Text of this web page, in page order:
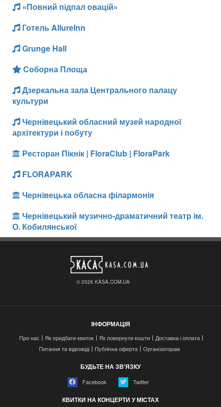
«Повний підпал овацій»
Готель AllureInn
Grunge Hall
Соборна Площа
Дзеркальна зала Центрального палацу
культури
Чернівецький обласний музей народної
архітектури і побуту
Ресторан Пікнік | FloraClub | FloraPark
FLORAPARK
Чернівецька обласна філармонія
Чернівецький музично-драматичний театр ім.
О. Кобилянської
© 2026 KASA.COM.UA
ІНФОРМАЦІЯ
Про нас Як придбати квиток Як повернути кошти
Доставка і оплата
Питання та відповіді
Публічна оферта Організаторам
БУДЬТЕ НА ЗВ'ЯЗКУ
Facebook Twitter
КВИТКИ НА КОНЦЕРТИ У МІСТАХ